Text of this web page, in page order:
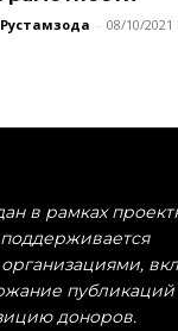
- 08/10/2021
в рамках
публикаций
доноров.